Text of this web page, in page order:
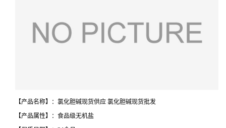
【产品名称】：氯化胆碱现货供应 氯化胆碱现货批发
【产品属性】：食品级无机盐